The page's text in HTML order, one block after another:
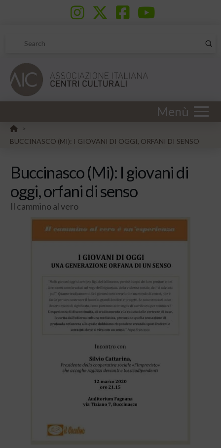
Search
Menù
HOME
>
BUCCINASCO (MI): I GIOVANI DI OGGI, ORFANI DI SENSO
Buccinasco (Mi): I giovani di
oggi, orfani di senso
Il cammino al vero